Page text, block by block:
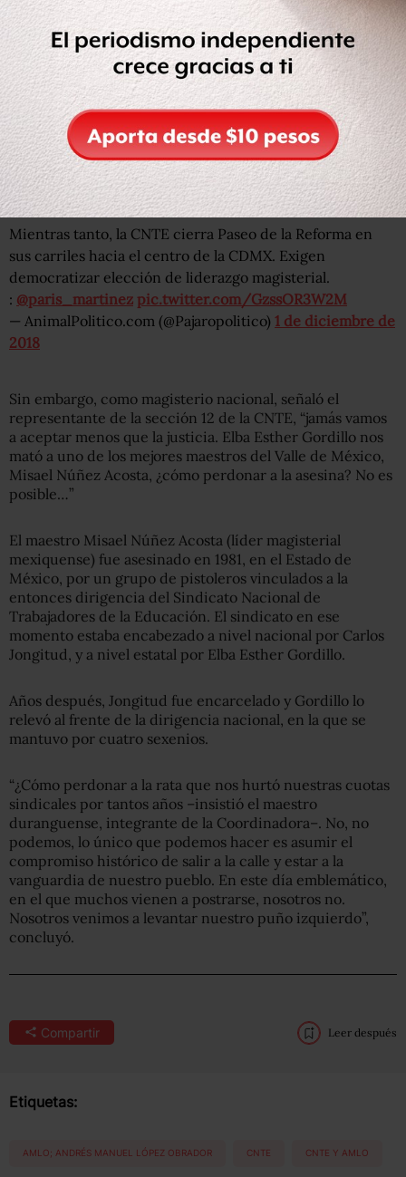
Lo anterior, en referencia a los reiterados llamados que
ha hecho el ya presidente Andrés Manuel López Obrador
para que las víctimas de la violencia perdonen a sus
agresores, como parte de un proceso nacional de
reconciliación.
Mientras tanto, la CNTE cierra Paseo de la Reforma en
sus carriles hacia el centro de la CDMX. Exigen
democratizar elección de liderazgo magisterial.
: @paris_martinez pic.twitter.com/GzssOR3W2M
— AnimalPolitico.com (@Pajaropolitico) 1 de diciembre de
2018
Sin embargo, como magisterio nacional, señaló el
representante de la sección 12 de la CNTE, “jamás vamos
a aceptar menos que la justicia. Elba Esther Gordillo nos
mató a uno de los mejores maestros del Valle de México,
Misael Núñez Acosta, ¿cómo perdonar a la asesina? No es
posible…”
El maestro Misael Núñez Acosta (líder magisterial
mexiquense) fue asesinado en 1981, en el Estado de
México, por un grupo de pistoleros vinculados a la
entonces dirigencia del Sindicato Nacional de
Trabajadores de la Educación. El sindicato en ese
momento estaba encabezado a nivel nacional por Carlos
Jongitud, y a nivel estatal por Elba Esther Gordillo.
Años después, Jongitud fue encarcelado y Gordillo lo
relevó al frente de la dirigencia nacional, en la que se
mantuvo por cuatro sexenios.
“¿Cómo perdonar a la rata que nos hurtó nuestras cuotas
sindicales por tantos años –insistió el maestro
duranguense, integrante de la Coordinadora–. No, no
podemos, lo único que podemos hacer es asumir el
compromiso histórico de salir a la calle y estar a la
vanguardia de nuestro pueblo. En este día emblemático,
en el que muchos vienen a postrarse, nosotros no.
Nosotros venimos a levantar nuestro puño izquierdo”,
concluyó.
Compartir Leer después
Etiquetas:
AMLO; ANDRÉS MANUEL LÓPEZ OBRADOR CNTE CNTE Y AMLO